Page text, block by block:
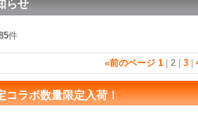
らせ
件
«前のページ 1 2 3
コラボ数量限定入荷！